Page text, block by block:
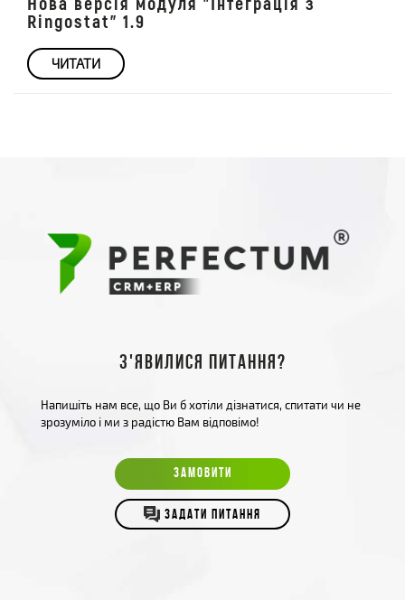
Ringostat" 1.9
ЧИТАТИ
З'явилися питання?
Напишіть нам все, що Ви б хотіли дізнатися, спитати чи не
зрозуміло і ми з радістю Вам відповімо!
ЗАМОВИТИ
ЗАДАТИ ПИТАННЯ